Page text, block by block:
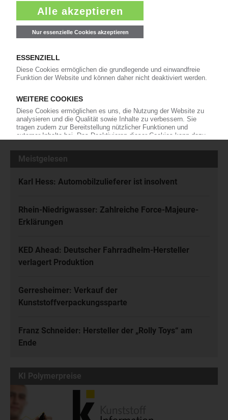
Die wichtigsten Nachrichten und Neuigkeiten aus der
Kunststoffbranche – jeden Tag brandaktuell!
und akzeptiere diese.
Jetzt kostenfrei abonnieren
Meistgelesen
Karl Hess: Automobilzulieferer ist insolvent
Rhein-Niedrigwasser: Zahlreiche Force-Majeure-
Erklärungen
KED Ahead: Deutscher Fahrradhelm-Hersteller
verlagert Produktion
Gerresheimer: Verkauf der
Kunststoffverpackungssparte
Franz Schneider: Hersteller der „Rolly Toys“ am
Ende
KI Polymerpreise